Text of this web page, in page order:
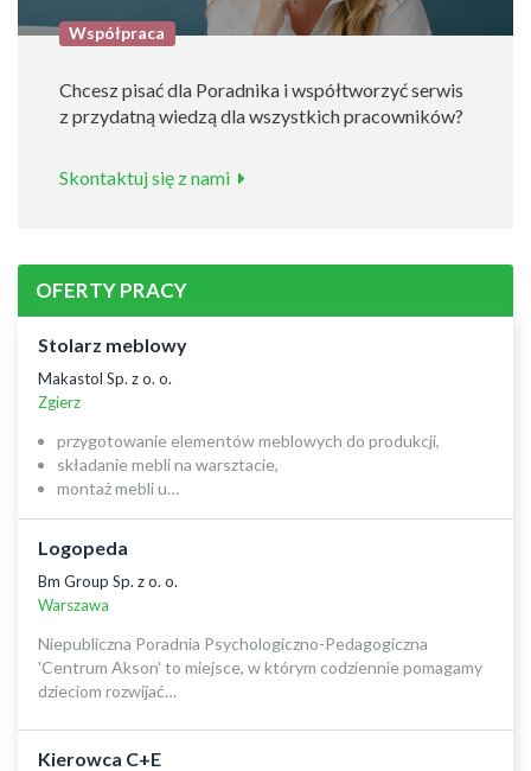
Współpraca
Chcesz pisać dla Poradnika i współtworzyć serwis
z przydatną wiedzą dla wszystkich pracowników?
Skontaktuj się z nami
OFERTY PRACY
Stolarz meblowy
Makastol Sp. z o. o.
Zgierz
przygotowanie elementów meblowych do produkcji,
składanie mebli na warsztacie,
montaż mebli u…
Logopeda
Bm Group Sp. z o. o.
Warszawa
Niepubliczna Poradnia Psychologiczno-Pedagogiczna
'Centrum Akson' to miejsce, w którym codziennie pomagamy
dzieciom rozwijać…
Kierowca C+E